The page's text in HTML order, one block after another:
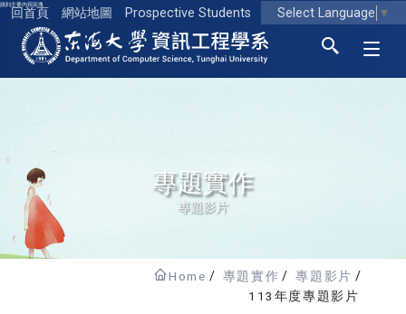
跳到主要內容區塊
回首頁 網站地圖 Prospective Students Select Language ▼
東海大學logo
專題實作
專題影片
Home 專題實作
專題影片
113年度專題影片